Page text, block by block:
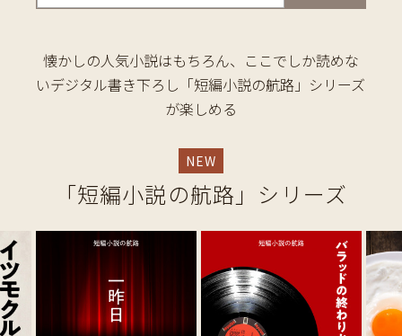
懐かしの人気小説はもちろん、ここでしか読めな
いデジタル書き下ろし「短編小説の航路」シリーズ
が楽しめる
NEW
「短編小説の航路」シリーズ